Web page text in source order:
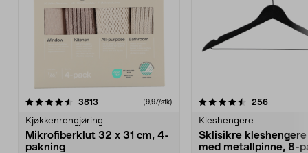
3813 anmeldelser(9,97/stk)
Kjøkkenrengjøring
Mikrofiberklut 32 x 31 cm, 4-
pakning
4.5av 5 stjerner 256
Kleshengere
Sklisikre
med metallpinne, 8-
4.5av 5 stjerner